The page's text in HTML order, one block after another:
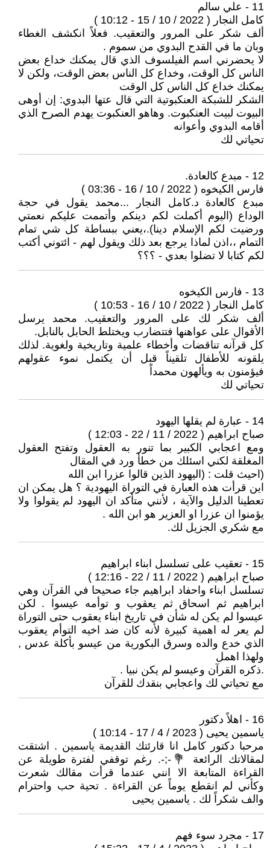
11 - علي سالم
كامل النجار ( 2022 / 10 / 15 - 10:12 )
ألف شكر على المرور والتعقيب. فعلاً انكشف الغطاء
وبان ما في القدح البدوي من سموم .
لا يحضرني اسم الفيلسوف الذي قال يمكنك خداع بعض
الناس كل الوقت، وخداع كل الناس بعض الوقت، ولكن لا
يمكنك خداع كل الناس كل الوقت
الشكر للشبكة العنكبوتية التي قال عتها البدوي: إن أوهى
البيوت لبيت العنكبوت. وهاهو العنكبوت يهدم الصرح الذي
أقامه البدوي وأعوانه
تحياتي لك
12 - مبدع كالعادة.
فارس الكيخوه ( 2022 / 10 / 16 - 03:36 )
مبدع كالعادة د.كامل النجار ...محمد يقول في حجة
الوداع (اليوم أكملت لكم دينكم وأتممت عليكم نعمتي
ورضيت لكم الإسلام دينا).،يعني ببساطة كل شي تمام
التمام ،،اذن لماذا يرجع بعد ذلك ويقول لهم - ائتوني أكتب
لكم كتابا لا تضلوا بعدي - ؟؟؟
13 - فارس الكيخوه
كامل النجار ( 2022 / 10 / 16 - 10:53 )
ألف شكر لك على المرور والتعقيب. محمد يرسل
الأقوال على عواهنها فتتضارب ويختلط الحابل بالنابل.
كل قرآنه تناقضات وأخطاء علمية وتاريخية ولغوية. لذلك
يلقونه للأطفال تلقيناً قبل أن يكتمل نموء عقولهم
فيؤمنون به ويألهون محمداً
تحياتي لك
14 - عبارة لم يقلها اليهود
صباح ابراهيم ( 2022 / 11 / 22 - 12:03 )
ومع اعجابي الكبير بما تنور به العقول وتفتح العقول
المغلقة لكني اسئلك من خطأ ورد في المقال
(احيث قلت : (اليهود الذين قالوا عزرا ابن الله
اين قرأت هذه العبارة في التوراة اليهودية ؟ هل يمكن ان
تعطينا الدليل والآية ، لأنني متأكد ان اليهود لم يقولوا ولا
يؤمنوا ان عزرا او العزير هو ابن الله .
مع شكري الجزيل لك.
15 - تعقيب على تسلسل ابناء ابراهيم
صباح ابراهيم ( 2022 / 11 / 22 - 12:16 )
تسلسل ابناء واحفاد ابراهيم جاء صحيحا في القرآن وهي
ابراهيم ثم اسحاق ثم يعقوب و توأمه عيسوا . لكن
عيسوا لم يكن له شأن في تاريخ ابناء يعقوب حتى التوراة
لم يعر له اهمية كبيرة لأنه كان ضد اخيه التوأم يعقوب
الذي خدع والده وسرق البكورية من عيسو بأكلة عدس ,
ولهذا اهمل
.ذكره القرآن وعيسو لم يكن نبيا .
مع تحياتي لك واعجابي بنقدك للقرآن
16 - اهلاً دكتور
ياسمين يحيى ( 2023 / 4 / 17 - 10:14 )
مرحبا دكتور كامل انا قارئتك القديمة ياسمين . اشتقت
لمقالاتك الرائعة 💐-;-. رغم توقفي لفترة طويلة عن
القراءة المتابعة الا انني عندما قرأت مقالك شعرت
وكأني لم انقطع يوماً عن القراءة . تحية حب واحترام
والف شكراً لك . ياسمين يحيى
17 - مجرد سوء فهم